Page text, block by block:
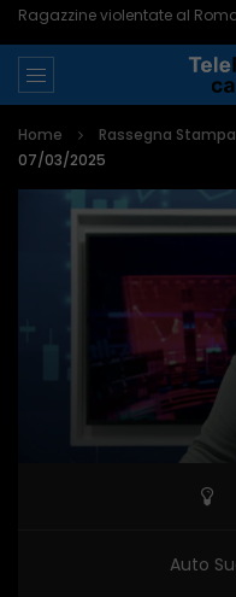
Home Rassegna Stampa
07/03/2025
Auto